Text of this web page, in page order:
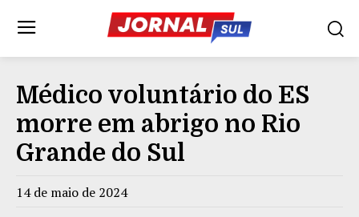
Médico voluntário do ES
morre em abrigo no Rio
Grande do Sul
14 de maio de 2024